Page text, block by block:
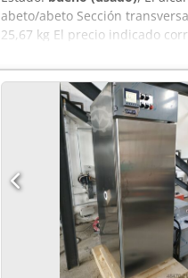
abeto/abeto Sección
25,67 kg El precio indicado
especificadas. Su persona de
Sr: Mario Klöver Sr.: Falk
para recogida. Un transporte
que se indican por separado